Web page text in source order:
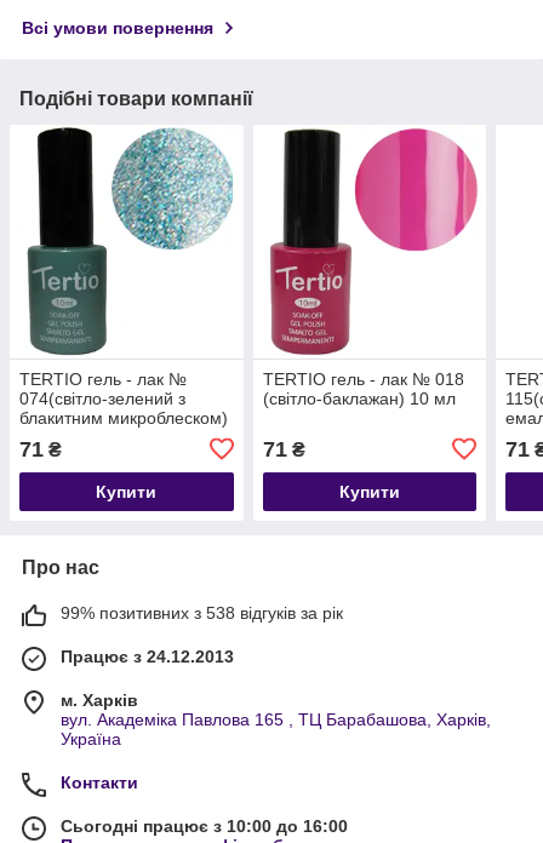
Всі умови повернення
Подібні товари компанії
TERTIO гель - лак №
074(світло-зелений з
блакитним микроблеском)
71 ₴
Купити
TERTIO гель - лак № 018
(світло-баклажан) 10 мл
71₴
Купити
71
Про нас
99% позитивних з 538 відгуків за рік
Працює з 24.12.2013
м. Харків
вул. Академіка Павлова 165 , ТЦ Барабашова, Харків,
Україна
Контакти
Сьогодні працює з 10:00 до 16:00